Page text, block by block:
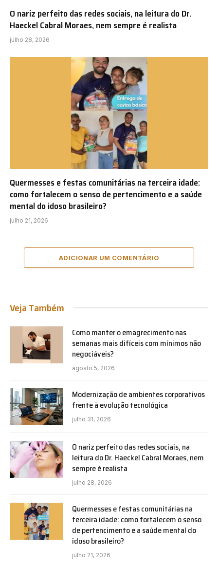
O nariz perfeito das redes sociais, na leitura do Dr.
Haeckel Cabral Moraes, nem sempre é realista
julho 28, 2026
Quermesses e festas comunitárias na terceira idade:
como fortalecem o senso de pertencimento e a saúde
mental do idoso brasileiro?
julho 21, 2026
ADICIONAR UM COMENTÁRIO
Veja Também
Como manter o emagrecimento nas
semanas mais difíceis com mínimos não
negociáveis?
agosto 5, 2026
Modernização de ambientes corporativos
frente à evolução tecnológica
julho 31, 2026
O nariz perfeito das redes sociais, na
leitura do Dr. Haeckel Cabral Moraes, nem
sempre é realista
julho 28, 2026
Quermesses e festas comunitárias na
terceira idade: como fortalecem o senso
de pertencimento e a saúde mental do
idoso brasileiro?
julho 21, 2026